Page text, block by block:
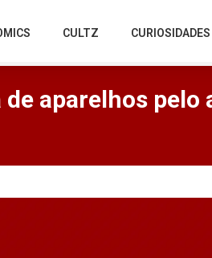
CULTZ CURIOSIDADES
aparelhos pelo